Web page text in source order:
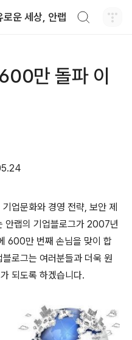
로운 세상, 안랩
만 돌파 이
업문화와 경영 전략, 보안 제
안랩의 기업블로그가 2007년
600만 번째 손님을 맞이 합
로그는 여러분들과 더욱 원
되도록 하겠습니다.